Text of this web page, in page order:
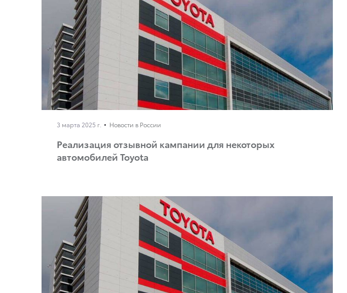
3 марта 2025 г. Новости в России
Реализация отзывной кампании для некоторых
автомобилей Toyota